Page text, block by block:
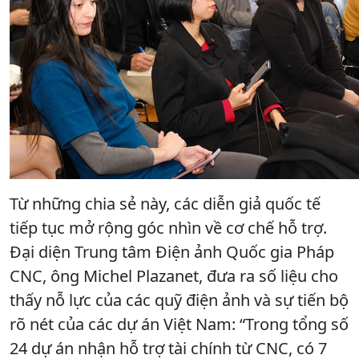
Từ những chia sẻ này, các diễn giả quốc tế
tiếp tục mở rộng góc nhìn về cơ chế hỗ trợ.
Đại diện Trung tâm Điện ảnh Quốc gia Pháp
CNC, ông Michel Plazanet, đưa ra số liệu cho
thấy nỗ lực của các quỹ điện ảnh và sự tiến bộ
rõ nét của các dự án Việt Nam: “Trong tổng số
24 dự án nhận hỗ trợ tài chính từ CNC, có 7